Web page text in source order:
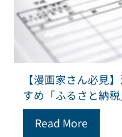
【漫画家さん必見
すめ「ふるさと納税
Read More